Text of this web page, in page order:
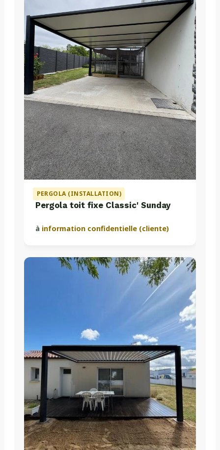
PERGOLA (INSTALLATION)
Pergola toit fixe Classic' Sunday
à information confidentielle (cliente)